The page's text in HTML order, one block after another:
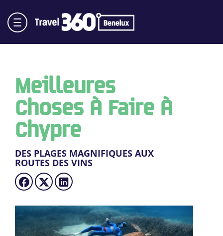
Meilleures
Choses À Faire À
Chypre
DES PLAGES MAGNIFIQUES AUX
ROUTES DES VINS